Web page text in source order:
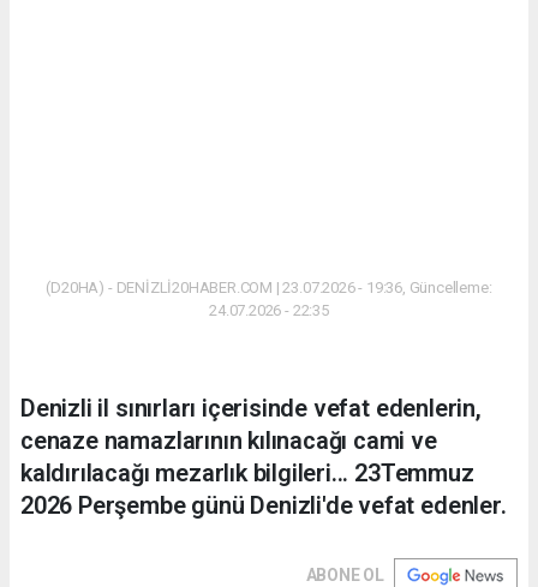
(D20HA) - DENİZLİ20HABER.COM | 23.07.2026 - 19:36, Güncelleme:
24.07.2026 - 22:35
Denizli il sınırları içerisinde vefat edenlerin,
cenaze namazlarının kılınacağı cami ve
kaldırılacağı mezarlık bilgileri... 23Temmuz
2026 Perşembe günü Denizli'de vefat edenler.
ABONE OL